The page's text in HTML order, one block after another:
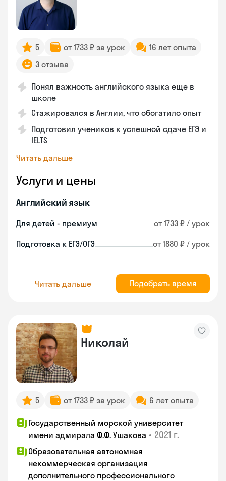
5 от 1733 ₽ за урок
16 лет опыта
3 отзыва
Понял важность английского языка еще в
школе
Стажировался в Англии, что обогатило опыт
Подготовил учеников к успешной сдаче ЕГЭ и
IELTS
Читать дальше
Услуги и цены
Английский язык
Для детей - премиум от 1733 ₽ / урок
Подготовка к ЕГЭ/ОГЭ от 1880 ₽ / урок
Читать дальше Подобрать время
Николай
5 от 1733 ₽ за урок 6 лет опыта
Государственный морской университет
имени адмирала Ф.Ф. Ушакова • 2021 г.
Образовательная автономная
некоммерческая организация
дополнительного профессионального